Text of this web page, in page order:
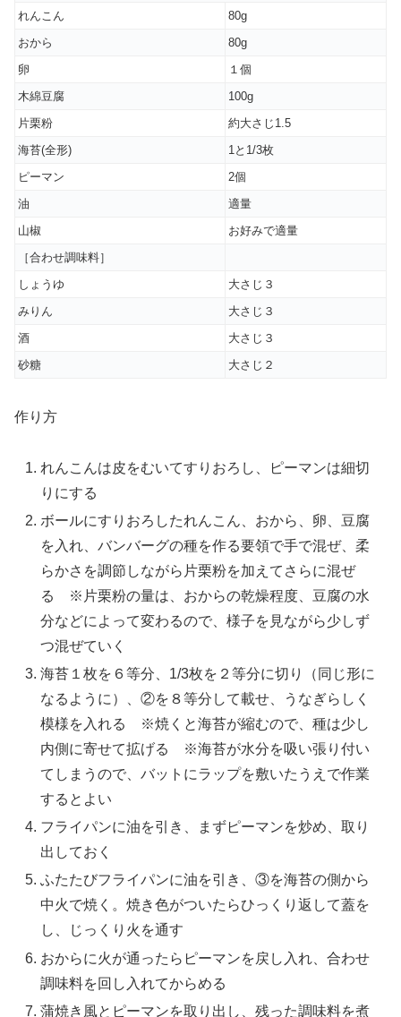
れんこん
80g
おから
80g
卵
１個
木綿豆腐
100g
片栗粉
約大さじ1.5
海苔(全形)
1と1/3枚
ピーマン
2個
油
適量
山椒
お好みで適量
［合わせ調味料］
しょうゆ
大さじ３
みりん
大さじ３
酒
大さじ３
砂糖
大さじ２
作り方
れんこんは皮をむいてすりおろし、ピーマンは細切
りにする
ボールにすりおろしたれんこん、おから、卵、豆腐
を入れ、バンバーグの種を作る要領で手で混ぜ、柔
らかさを調節しながら片栗粉を加えてさらに混ぜ
る
※片栗粉の量は、おからの乾燥程度、豆腐の水
分などによって変わるので、様子を見ながら少しず
つ混ぜていく
海苔１枚を６等分、1/3枚を２等分に切り（同じ形に
なるように）、②を８等分して載せ、うなぎらしく
模様を入れる
※焼くと海苔が縮むので、種は少し
内側に寄せて拡げる ※海苔が水分を吸い張り付い
てしまうので、バットにラップを敷いたうえで作業
するとよい
フライパンに油を引き、まずピーマンを炒め、取り
出しておく
ふたたびフライパンに油を引き、③を海苔の側から
中火で焼く。焼き色がついたらひっくり返して蓋を
し、じっくり火を通す
おからに火が通ったらピーマンを戻し入れ、合わせ
調味料を回し入れてからめる
蒲焼き風とピーマンを取り出し、残った調味料を煮